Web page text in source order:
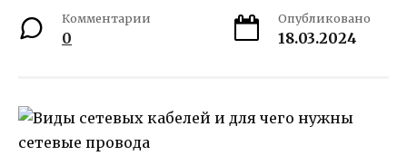
Комментарии
0
Опубликовано
18.03.2024